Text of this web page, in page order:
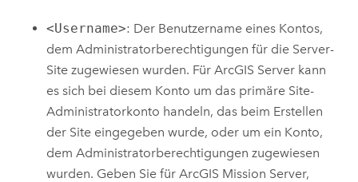
<Username>: Der Benutzername eines Kontos,
dem Administratorberechtigungen für die Server-
Site zugewiesen wurden. FürArcGIS Server kann
es sich bei diesem Konto um das primäre Site-
Administratorkonto handeln, das beim Erstellen
der Site eingegeben wurde, oder um ein Konto,
dem Administratorberechtigungen zugewiesen
wurden. Geben Sie fürArcGIS Mission Server,